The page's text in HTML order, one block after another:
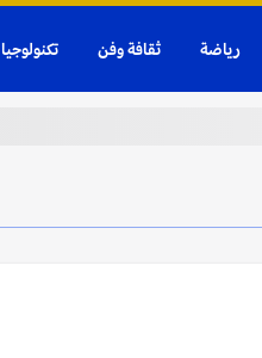
رياضة ثقافة وفن تكنولوجيا